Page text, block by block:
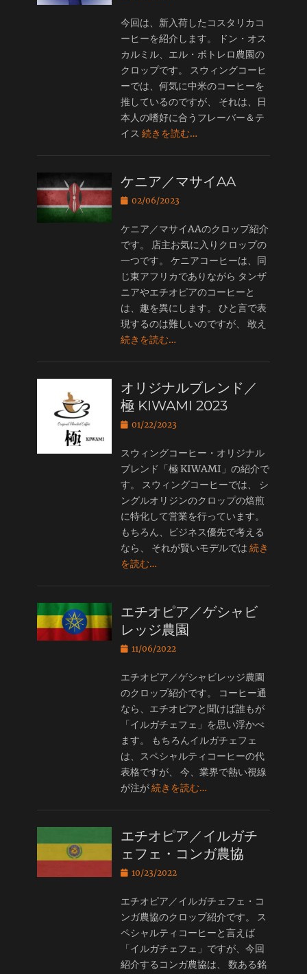
日
今回は、新入荷したコスタリカコ
ーヒーを紹介します。 ドン・オス
カルミル、エル・ポトレロ農園の
クロップです。 スウィングコーヒ
ーでは、何気に中米のコーヒーを
推しているのですが、 それは、日
本人の嗜好に合うフレーバー＆テ
イス続きを読む…
ケニア／マサイAA
投
日
02/06/2023
ケニア／マサイAAのクロップ紹介
です。 店主お気に入りクロップの
一つです。 ケニアコーヒーは、同
じ東アフリカでありながら タンザ
ニアやエチオピアのコーヒーと
は、趣を異にします。 ひと言で表
現するのは難しいのですが、 敢え
続きを読む…
オリジナルブレンド／
極 KIWAMI 2023
投
日
01/22/2023
スウィングコーヒー・オリジナル
ブレンド「極 KIWAMI」の紹介で
す。 スウィングコーヒーでは、 シ
ングルオリジンのクロップの焙煎
に特化して営業を行っています。
もちろん、ビジネス優先で考える
なら、 それが賢いモデルでは続き
を読む…
エチオピア／ゲシャビ
レッジ農園
投
日
11/06/2022
エチオピア／ゲシャビレッジ農園
のクロップ紹介です。 コーヒー通
なら、エチオピアと聞けば誰もが
「イルガチェフェ」を思い浮かべ
ます。 もちろんイルガチェフェ
は、スペシャルティコーヒーの代
表格ですが、 今、業界で熱い視線
が注が続きを読む…
エチオピア／イルガチ
ェフェ・コンガ農協
投
日
10/23/2022
エチオピア／イルガチェフェ・コ
ンガ農協のクロップ紹介です。 ス
ペシャルティコーヒーと言えば
「イルガチェフェ」ですが、今回
紹介するコンガ農協は、 数ある銘